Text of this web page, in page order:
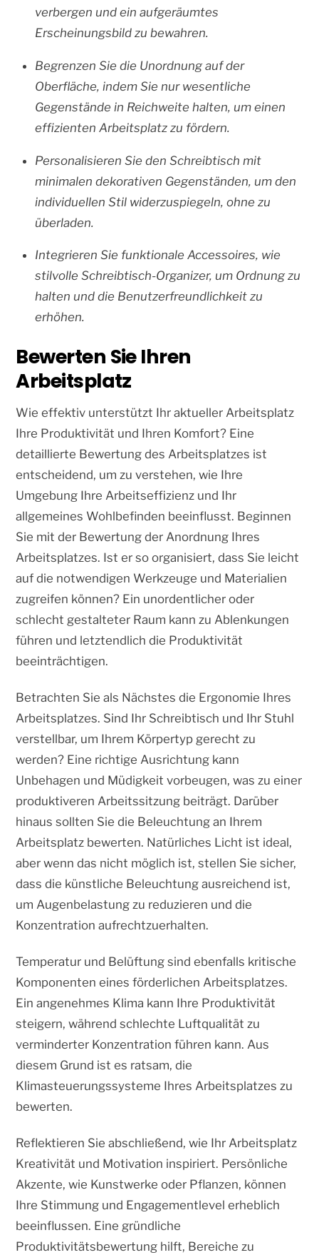
verbergen und ein aufgeräumtes
Erscheinungsbild zu bewahren.
Begrenzen Sie die Unordnung auf der
Oberfläche, indem Sie nur wesentliche
Gegenstände in Reichweite halten, um einen
effizienten Arbeitsplatz zu fördern.
Personalisieren Sie den Schreibtisch mit
minimalen dekorativen Gegenständen, um den
individuellen Stil widerzuspiegeln, ohne zu
überladen.
Integrieren Sie funktionale Accessoires, wie
stilvolle Schreibtisch-Organizer, um Ordnung zu
halten und die Benutzerfreundlichkeit zu
erhöhen.
Bewerten Sie Ihren
Arbeitsplatz
Wie effektiv unterstützt Ihr aktueller Arbeitsplatz
Ihre Produktivität und Ihren Komfort? Eine
detaillierte Bewertung des Arbeitsplatzes ist
entscheidend, um zu verstehen, wie Ihre
Umgebung Ihre Arbeitseffizienz und Ihr
allgemeines Wohlbefinden beeinflusst. Beginnen
Sie mit der Bewertung der Anordnung Ihres
Arbeitsplatzes. Ist er so organisiert, dass Sie leicht
auf die notwendigen Werkzeuge und Materialien
zugreifen können? Ein unordentlicher oder
schlecht gestalteter Raum kann zu Ablenkungen
führen und letztendlich die Produktivität
beeinträchtigen.
Betrachten Sie als Nächstes die Ergonomie Ihres
Arbeitsplatzes. Sind Ihr Schreibtisch und Ihr Stuhl
verstellbar, um Ihrem Körpertyp gerecht zu
werden? Eine richtige Ausrichtung kann
Unbehagen und Müdigkeit vorbeugen, was zu einer
produktiveren Arbeitssitzung beiträgt. Darüber
hinaus sollten Sie die Beleuchtung an Ihrem
Arbeitsplatz bewerten. Natürliches Licht ist ideal,
aber wenn das nicht möglich ist, stellen Sie sicher,
dass die künstliche Beleuchtung ausreichend ist,
um Augenbelastung zu reduzieren und die
Konzentration aufrechtzuerhalten.
Temperatur und Belüftung sind ebenfalls kritische
Komponenten eines förderlichen Arbeitsplatzes.
Ein angenehmes Klima kann Ihre Produktivität
steigern, während schlechte Luftqualität zu
verminderter Konzentration führen kann. Aus
diesem Grund ist es ratsam, die
Klimasteuerungssysteme Ihres Arbeitsplatzes zu
bewerten.
Reflektieren Sie abschließend, wie Ihr Arbeitsplatz
Kreativität und Motivation inspiriert. Persönliche
Akzente, wie Kunstwerke oder Pflanzen, können
Ihre Stimmung und Engagementlevel erheblich
beeinflussen. Eine gründliche
Produktivitätsbewertung hilft, Bereiche zu